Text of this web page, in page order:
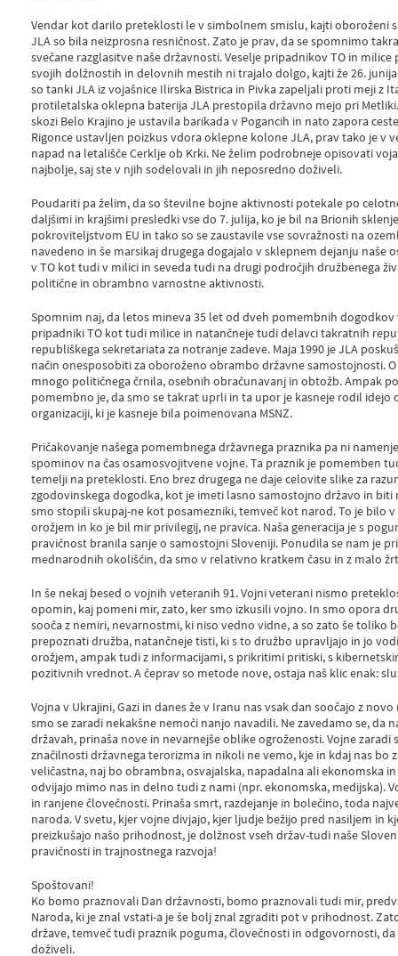
Vendar kot darilo preteklosti le v simbolnem smislu, kajti oboroženi
JLA so bila neizprosna resničnost. Zato je prav, da se spomnimo
svečane razglasitve naše državnosti. Veselje pripadnikov TO in
svojih dolžnostih in delovnih mestih ni trajalo dolgo, kajti že 26.
so tanki JLA iz vojašnice Ilirska Bistrica in Pivka zapeljali proti meji z
protiletalska oklepna baterija JLA prestopila državno mejo pri
skozi Belo Krajino je ustavila barikada v Pogancih in nato zapora
Rigonce ustavljen poizkus vdora oklepne kolone JLA, prav tako je v
napad na letališče Cerklje ob Krki. Ne želim podrobneje opisovati
najbolje, saj ste v njih sodelovali in jih neposredno doživeli.
Poudariti pa želim, da so številne bojne aktivnosti potekale po
daljšimi in krajšimi presledki vse do 7. julija, ko je bil na Brionih
pokroviteljstvom EU in tako so se zaustavile vse sovražnosti na
navedeno in še marsikaj drugega dogajalo v sklepnem dejanju naše
v TO kot tudi v milici in seveda tudi na drugi področjih družbenega
politične in obrambno varnostne aktivnosti.
Spomnim naj, da letos mineva 35 let od dveh pomembnih
pripadniki TO kot tudi milice in natančneje tudi delavci takratnih
republiškega sekretariata za notranje zadeve. Maja 1990 je JLA
način onesposobiti za oboroženo obrambo državne samostojnosti.
mnogo političnega črnila, osebnih obračunavanj in obtožb. Ampak
pomembno je, da smo se takrat uprli in ta upor je kasneje rodil
organizaciji, ki je kasneje bila poimenovana MSNZ.
Pričakovanje našega pomembnega državnega praznika pa ni
spominov na čas osamosvojitvene vojne. Ta praznik je pomemben
temelji na preteklosti. Eno brez drugega ne daje celovite slike za
zgodovinskega dogodka, kot je imeti lasno samostojno državo in biti
smo stopili skupaj-ne kot posamezniki, temveč kot narod. To je bilo v
orožjem in ko je bil mir privilegij, ne pravica. Naša generacija je s
pravičnost branila sanje o samostojni Sloveniji. Ponudila se nam je
mednarodnih okoliščin, da smo v relativno kratkem času in z malo
In še nekaj besed o vojnih veteranih 91. Vojni veterani nismo
opomin, kaj pomeni mir, zato, ker smo izkusili vojno. In smo opora
sooča z nemiri, nevarnostmi, ki niso vedno vidne, a so zato še toliko
prepoznati družba, natančneje tisti, ki s to družbo upravljajo in jo
orožjem, ampak tudi z informacijami, s prikritimi pritiski, s
pozitivnih vrednot. A čeprav so metode nove, ostaja naš klic enak:
Vojna v Ukrajini, Gazi in danes že v Iranu nas vsak dan soočajo z
smo se zaradi nekakšne nemoči nanjo navadili. Ne zavedamo se, da
državah, prinaša nove in nevarnejše oblike ogroženosti. Vojne
značilnosti državnega terorizma in nikoli ne vemo, kje in kdaj nas bo
veličastna, naj bo obrambna, osvajalska, napadalna ali ekonomska
odvijajo mimo nas in delno tudi z nami (npr. ekonomska, medijska).
in ranjene človečnosti. Prinaša smrt, razdejanje in bolečino, toda
naroda. V svetu, kjer vojne divjajo, kjer ljudje bežijo pred nasiljem in
preizkušajo našo prihodnost, je dolžnost vseh držav-tudi naše
pravičnosti in trajnostnega razvoja!
Spoštovani!
Ko bomo praznovali Dan državnosti, bomo praznovali tudi mir,
Naroda, ki je znal vstati-a je še bolj znal zgraditi pot v prihodnost.
države, temveč tudi praznik poguma, človečnosti in odgovornosti,
doživeli.